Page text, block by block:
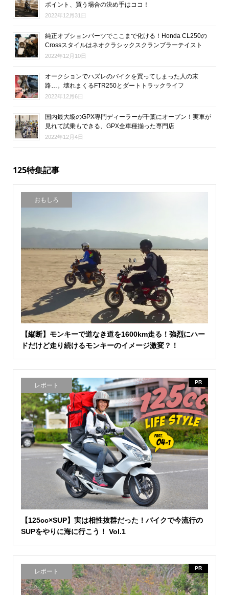
ポイント、買う場合の決め手はココ！
2022年12月31日
純正オプションパーツでここまで化ける！Honda CL250の
Crossスタイルはネオクラシックスクランブラーテイスト
2022年12月10日
オークションでハズレのバイクを買ってしまった人の末
路…。壊れまくるFTR250とダートトラックライフ
2022年12月6日
国内最大級のGPX専門ディーラーが千葉にオープン！実車が
見れて試乗もできる、GPX全車種揃った専門店
2022年12月4日
125特集記事
おもしろ
【縦断】モンキーで道なき道を1600km走る！強烈にハー
ドだけど走り続けるモンキーのイメージ激変？！
レポート PR
【125cc×SUP】実は相性抜群だった！バイクで今流行の
SUPをやりに海に行こう！ Vol.1
レポート PR